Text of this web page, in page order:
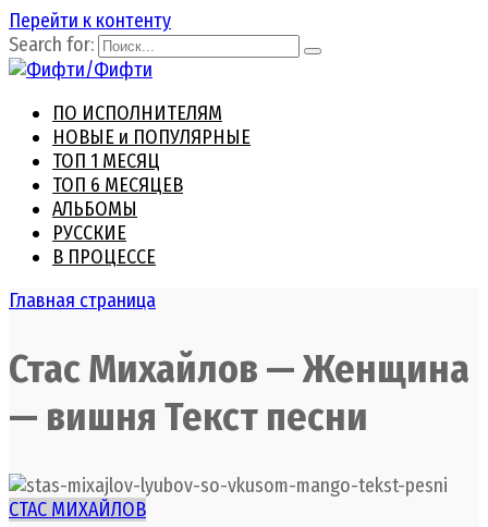
Перейти к контенту
Search for:
ПО ИСПОЛНИТЕЛЯМ
НОВЫЕ и ПОПУЛЯРНЫЕ
ТОП 1 МЕСЯЦ
ТОП 6 МЕСЯЦЕВ
АЛЬБОМЫ
РУССКИЕ
В ПРОЦЕССЕ
Главная страница
Стас Михайлов — Женщина
— вишня Текст песни
СТАС МИХАЙЛОВ